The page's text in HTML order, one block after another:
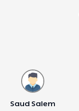
Saud Salem